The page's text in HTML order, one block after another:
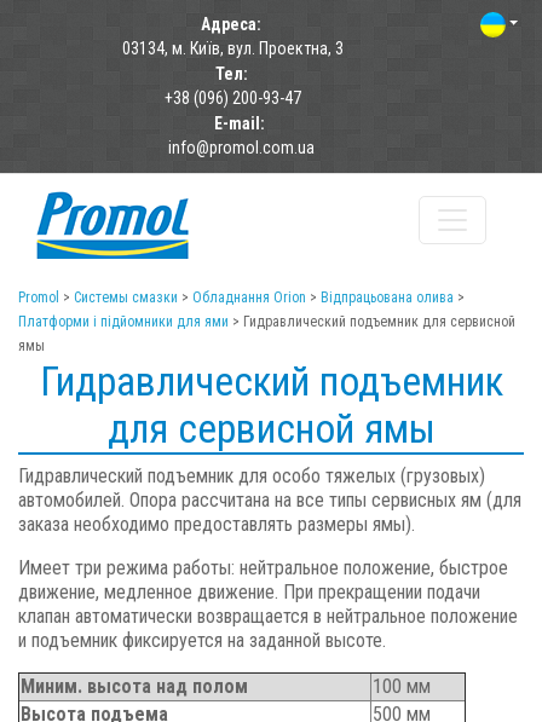
Адреса:
03134, м. Київ, вул. Проектна, 3
Тел:
+38 (096) 200-93-47
E-mail:
info@promol.com.ua
Promol > Системы смазки > Обладнання Orion > Відпрацьована олива >
Платформи і підйомники для ями > Гидравлический подъемник для сервисной
ямы
Гидравлический подъемник
для сервисной ямы
Гидравлический подъемник для особо тяжелых (грузовых)
автомобилей. Опора рассчитана на все типы сервисных ям (для
заказа необходимо предоставлять размеры ямы).
Имеет три режима работы: нейтральное положение, быстрое
движение, медленное движение. При прекращении подачи
клапан автоматически возвращается в нейтральное положение
и подъемник фиксируется на заданной высоте.
Миним. высота над полом
100 мм
Высота подъема
500 мм